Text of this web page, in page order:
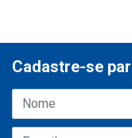
Cadastre-se